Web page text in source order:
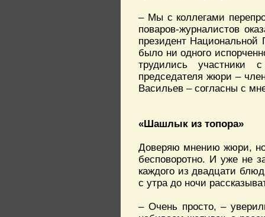
– Мы с коллегами
поваров-журналистов
президент
было ни одного
трудились участники
председателя жюри –
Васильев – согласны с
«Шашлык из топора»
Доверяю мнению жюри, но
бесповоротно. И уже не
каждого из двадцати
с утра до ночи
– Очень просто, –